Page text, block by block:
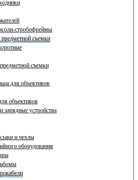
стробофреймы
съемки
съемки
для объективов
объективов
устройства
и чехлы
оборудования